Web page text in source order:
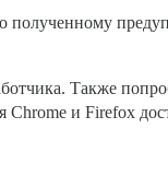
полученному
Также
и Firefox